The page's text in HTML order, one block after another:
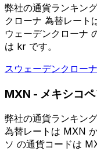
弊社の通貨ランキン
クローナ 為替レート
ウェーデンクローナ
は kr です。
スウェーデンクロー
MXN - メキシコペ
弊社の通貨ランキン
為替レートは MXN
ソ の通貨コードは